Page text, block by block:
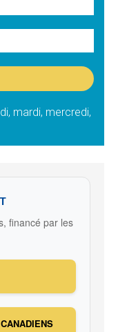
mardi, mercredi,
financé par les